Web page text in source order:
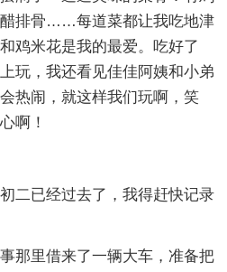
排骨……每道菜都让我吃地津
鸡米花是我的最爱。吃好了
玩，我还看见佳佳阿姨和小弟
热闹，就这样我们玩啊，笑
啊！
二已经过去了，我得赶快记录
那里借来了一辆大车，准备把